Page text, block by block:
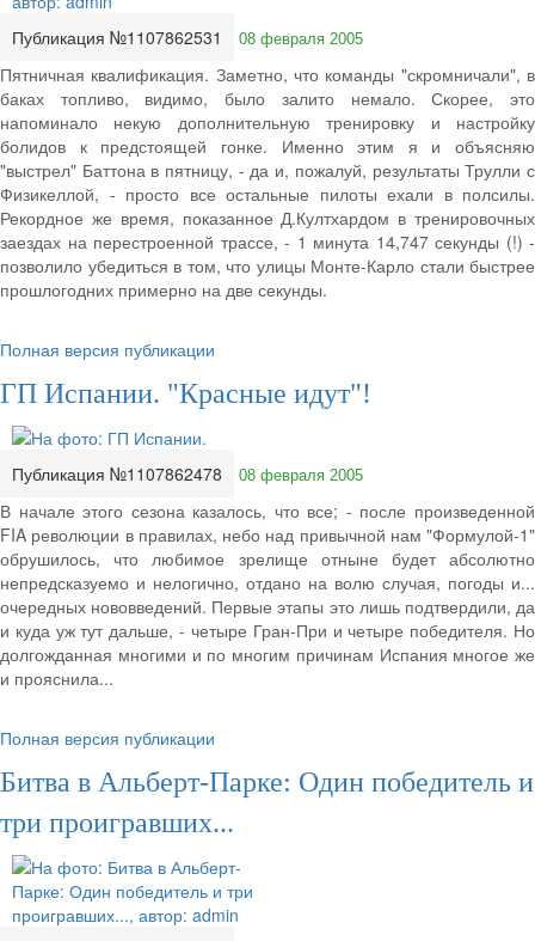
Публикация №1107862531 08 февраля 2005
Пятничная квалификация. Заметно, что команды "скромничали", в
баках топливо, видимо, было залито немало. Скорее, это
напоминало некую дополнительную тренировку и настройку
болидов к предстоящей гонке. Именно этим я и объясняю
"выстрел" Баттона в пятницу, - да и, пожалуй, результаты Трулли с
Физикеллой, - просто все остальные пилоты ехали в полсилы.
Рекордное же время, показанное Д.Култхардом в тренировочных
заездах на перестроенной трассе, - 1 минута 14,747 секунды (!) -
позволило убедиться в том, что улицы Монте-Карло стали быстрее
прошлогодних примерно на две секунды.
Полная версия публикации
ГП Испании. "Красные идут"!
Публикация №1107862478 08 февраля 2005
В начале этого сезона казалось, что все; - после произведенной
FIA революции в правилах, небо над привычной нам "Формулой-1"
обрушилось, что любимое зрелище отныне будет абсолютно
непредсказуемо и нелогично, отдано на волю случая, погоды и...
очередных нововведений. Первые этапы это лишь подтвердили, да
и куда уж тут дальше, - четыре Гран-При и четыре победителя. Но
долгожданная многими и по многим причинам Испания многое же
и прояснила...
Полная версия публикации
Битва в Альберт-Парке: Один победитель и
три проигравших...